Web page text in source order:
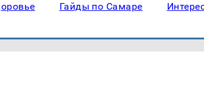
Гайды по Самаре